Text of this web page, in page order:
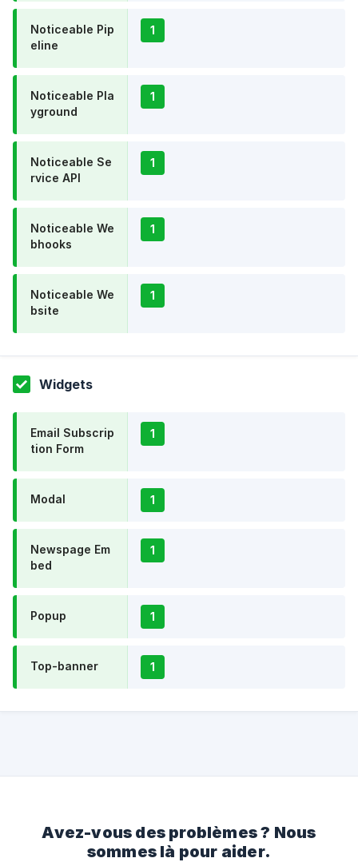
Noticeable Pip
eline
1
Noticeable Pla
yground
1
Noticeable Se
rvice API
1
Noticeable We
bhooks
1
Noticeable We
bsite
1
Widgets
Email Subscrip
tion Form
1
Modal 1
Newspage Em
bed
1
Popup 1
Top-banner 1
Avez-vous des problèmes ? Nous
sommes là pour aider.